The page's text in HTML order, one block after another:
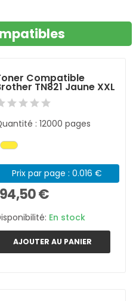
Compatible
TN821 Jaune XXL
: 12000 pages
Prix par page : 0.016 €
€
En stock
AJOUTER AU PANIER